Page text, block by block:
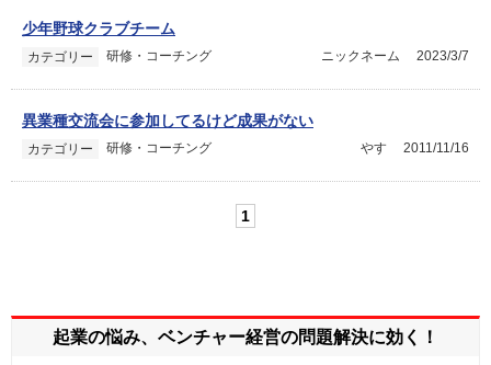
少年野球クラブチーム
カテゴリー 研修・コーチング 2023/3/7
ニックネーム
異業種交流会に参加してるけど成果がない
カテゴリー 研修・コーチング 2011/11/16
やす
1
起業の悩み、ベンチャー経営の問題解決に効く！